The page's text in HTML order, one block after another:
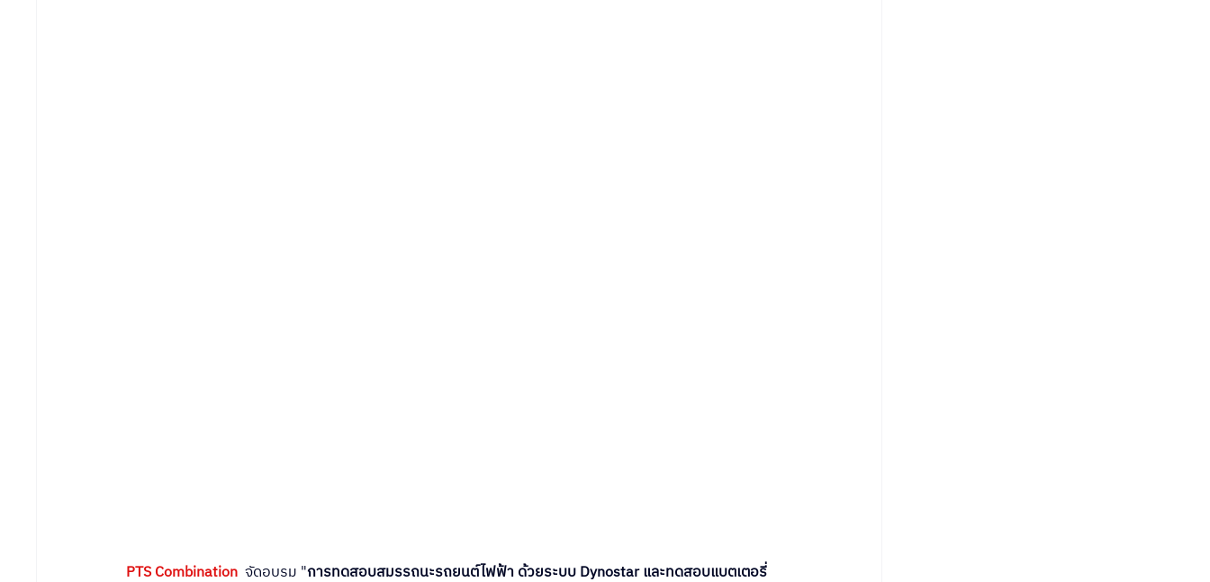
PTS Combination จัดอบรม "การทดสอบสมรรถนะรถยนต์ไฟฟ้า ด้วยระบบ Dynostar และทดสอบแบตเตอรี่